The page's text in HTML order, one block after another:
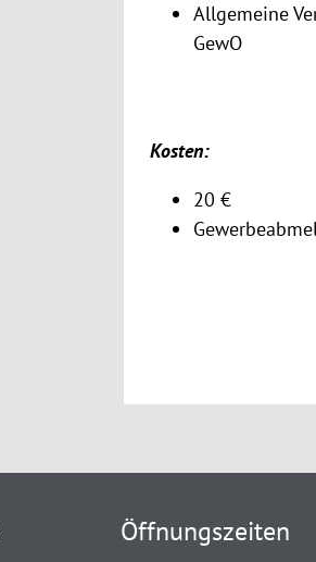
Allgemeine
GewO
Kosten:
20 €
Öffnungszeiten